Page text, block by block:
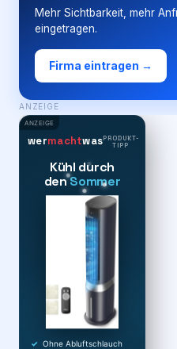
Mehr Sichtbarkeit, mehr
eingetragen.
Firma eintragen →
ANZEIGE
ANZEIGE
wermachtwasPRODUKT-
TIPP
Kühl durch
denSommer
Ohne Abluftschlauch